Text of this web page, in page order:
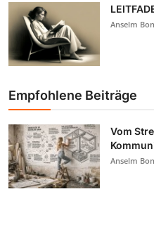
Anselm
Empfohlene Beiträge
Vom
Anselm